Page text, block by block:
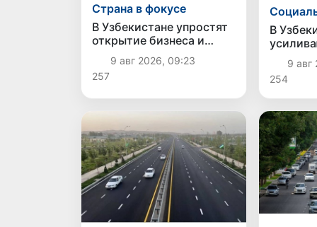
Страна в фокусе
В Узбекистане упростят
открытие бизнеса и
расширят возможности
выбора фамилии для
ребенка
9 авг 2026, 09:23
257
В
9
254